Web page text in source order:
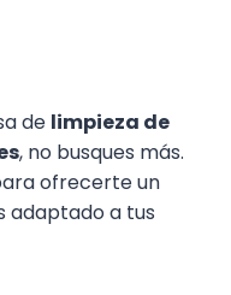
de limpieza de
, no busques más.
ofrecerte un
adaptado a tus